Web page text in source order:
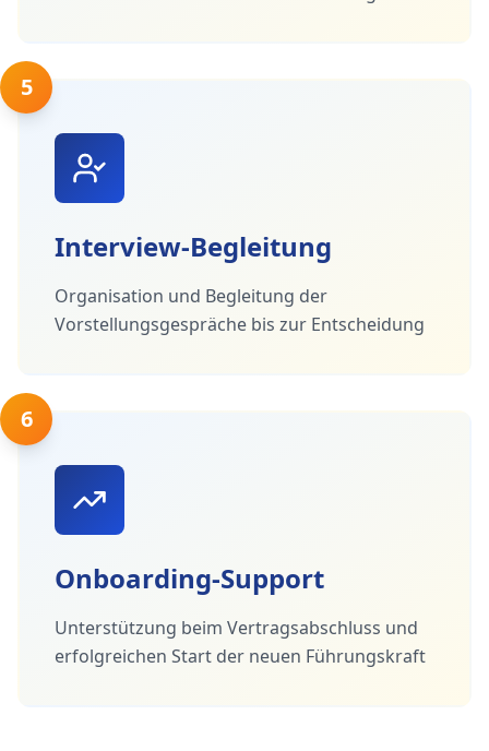
5
Interview-Begleitung
Organisation und Begleitung der
Vorstellungsgespräche bis zur Entscheidung
6
Onboarding-Support
Unterstützung beim Vertragsabschluss und
erfolgreichen Start der neuen Führungskraft